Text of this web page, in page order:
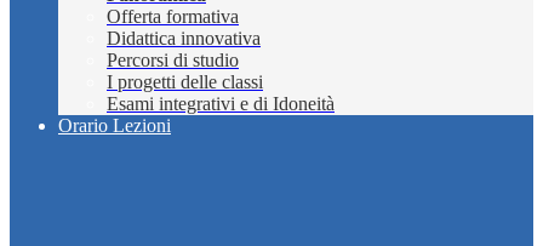
Offerta formativa
Didattica innovativa
Percorsi di studio
I progetti delle classi
Esami integrativi e di Idoneità
Orario Lezioni